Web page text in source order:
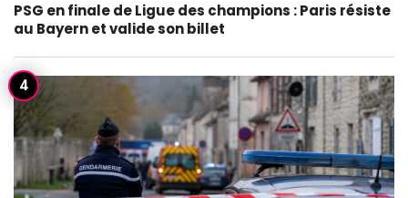
PSG en finale de Ligue des champions : Paris résiste
au Bayern et valide son billet